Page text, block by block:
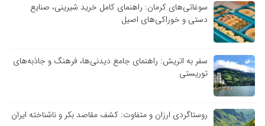
سوغاتی‌های کرمان: راهنمای کامل خرید شیرینی، صنایع
دستی و خوراکی‌های اصیل
سفر به اتریش: راهنمای جامع دیدنی‌ها، فرهنگ و جاذبه‌های
توریستی
روستاگردی ارزان و متفاوت: کشف مقاصد بکر و ناشناخته ایران